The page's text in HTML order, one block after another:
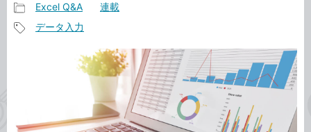
事
Excel Q&A 連載
データ入力